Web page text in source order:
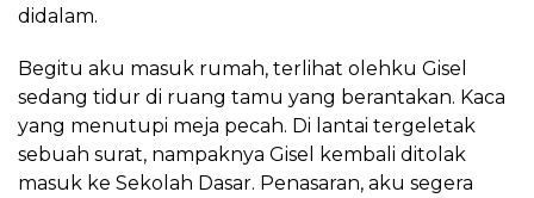
didalam.
Begitu aku masuk rumah, terlihat olehku Gisel
sedang tidur di ruang tamu yang berantakan. Kaca
yang menutupi meja pecah. Di lantai tergeletak
sebuah surat, nampaknya Gisel kembali ditolak
masuk ke Sekolah Dasar. Penasaran, aku segera